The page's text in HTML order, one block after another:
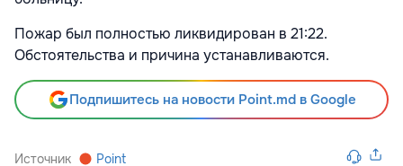
Пожар был полностью ликвидирован в 21:22.
Обстоятельства и причина устанавливаются.
Подпишитесь на новости Point.md в Google
Источник Point